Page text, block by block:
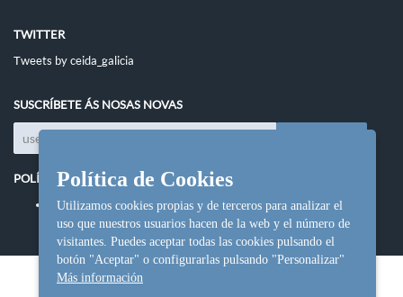
TWITTER
Tweets by ceida_galicia
SUSCRÍBETE ÁS NOSAS NOVAS
POLÍTICAS DO SITIO
Política de cookies
Política de Cookies
Utilizamos cookies propias y de terceros para analizar el
uso que nuestros usuarios hacen de la web y el número de
visitantes. Puedes aceptar todas las cookies pulsando el
botón "Aceptar" o configurarlas pulsando "Personalizar"
Más información